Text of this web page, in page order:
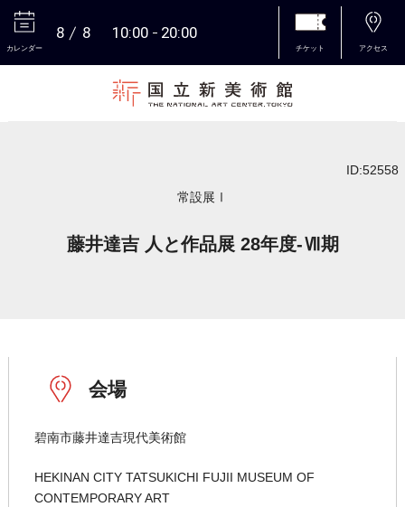
カレンダー
8 8 10:00 20:00
チケット アクセス
ID:52558
常設展Ⅰ
藤井達吉 人と作品展 28年度-Ⅶ期
会場
碧南市藤井達吉現代美術館
HEKINAN CITY TATSUKICHI FUJII MUSEUM OF
CONTEMPORARY ART